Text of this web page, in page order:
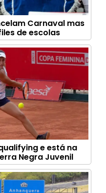
Carnaval mas
de escolas
e está na
Negra Juvenil